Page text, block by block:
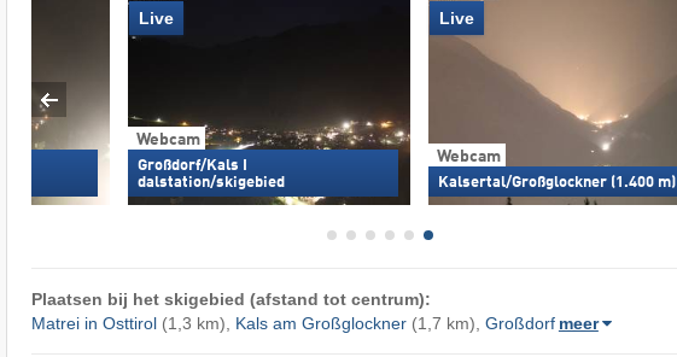
Webcam
Großdorf/Kals I
dalstation/skigebied
Live
Webcam
Kalsertal/Großglockner (1.400 m)
Live
Plaatsen bij het skigebied (afstand tot centrum):
Matrei in Osttirol(1,3 km), Kals am Großglockner(1,7 km), Großdorf meer